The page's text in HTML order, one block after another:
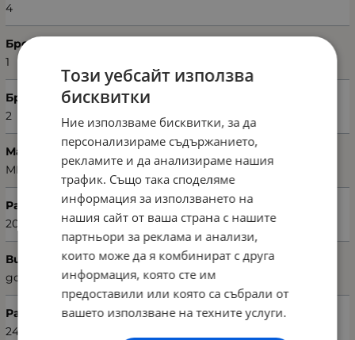
4
Брой пликове
1
Брой калъфки
2
Марка
MISS BELLA
Размери на плика (Ш х В)
200 х 220 см
Вид чаршаф
долен
Размери на чаршафа (Ш х В)
240 х 260 см
Този уебсайт използва
бисквитки
Ние използваме бисквитки, за да
персонализираме съдържанието,
рекламите и да анализираме нашия
трафик. Също така споделяме
информация за използването на
нашия сайт от ваша страна с нашите
партньори за реклама и анализи,
които може да я комбинират с друга
информация, която сте им
предоставили или която са събрали от
вашето използване на техните услуги.